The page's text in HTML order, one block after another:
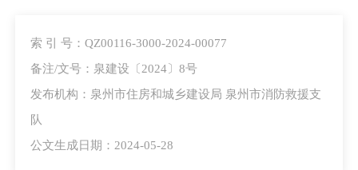
索 引 号：QZ00116-3000-2024-00077
备注/文号：泉建设〔2024〕8号
发布机构：泉州市住房和城乡建设局 泉州市消防救援支
队
公文生成日期：2024-05-28